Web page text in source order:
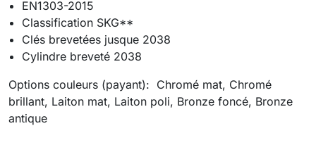
EN1303-2015
Classification SKG**
Clés brevetées jusque 2038
Cylindre breveté 2038
Options couleurs (payant): Chromé mat, Chromé
brillant, Laiton mat, Laiton poli, Bronze foncé, Bronze
antique